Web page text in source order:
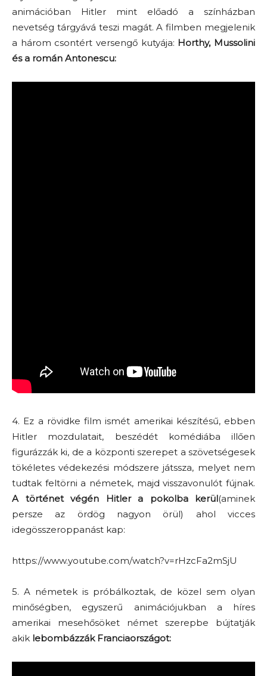
animációban Hitler mint előadó a színházban
nevetség tárgyává teszi magát. A filmben megjelenik
a három csontért versengő kutyája: Horthy, Mussolini
és a román Antonescu:
4. Ez a rövidke film ismét amerikai készítésű, ebben
Hitler mozdulatait, beszédét komédiába illően
figurázzák ki, de a központi szerepet a szövetségesek
tökéletes védekezési módszere játssza, melyet nem
tudtak feltörni a németek, majd visszavonulót fújnak.
A történet végén Hitler a pokolba kerül(aminek
persze az ördög nagyon örül) ahol vicces
idegösszeroppanást kap:
https://www.youtube.com/watch?v=rHzcFa2mSjU
5. A németek is próbálkoztak, de közel sem olyan
minőségben, egyszerű animációjukban a híres
amerikai mesehősöket német szerepbe bújtatják
akik lebombázzák Franciaországot: